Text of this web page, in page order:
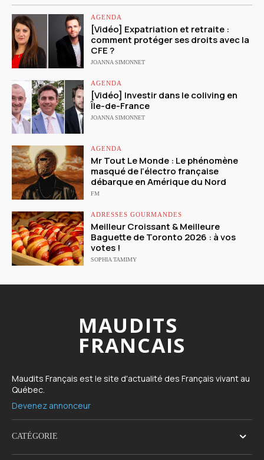
AGENDA
[Vidéo] Expatriation et retraite :
comment protéger ses droits avec la
CFE ?
JOANNA SIMONNET
AGENDA
[Vidéo] Investir dans le coliving en
Île-de-France
JOANNA SIMONNET
AGENDA
Mr Tout Le Monde : Le phénomène
masqué de l’électro française
débarque en Amérique du Nord
FM
ADRESSES GOURMANDES
Meilleur Croissant & Meilleure
Baguette de Toronto 2026 : à vos
votes !
SOPHIA TAMIMY
MAUDITS
FRANCAIS
Maudits Français est le site d'actualité des Français vivant au
Québec.
Devenez annonceur
CATÉGORIE